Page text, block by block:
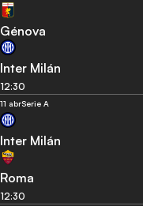
Génova
Inter Milán
12:30
11 abrSerie A
Inter Milán
Roma
12:30